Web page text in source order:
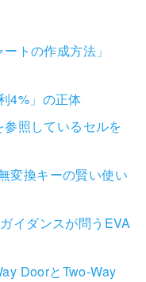
トの作成方法」
4%」の正体
照しているセルを
変換キーの賢い使い
イダンスが問うEVA
DoorとTwo-Way